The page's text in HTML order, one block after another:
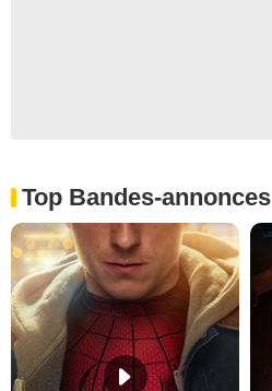
Top Bandes-annonces